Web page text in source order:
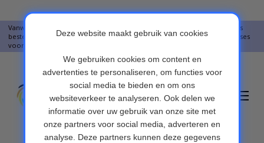
Vanwege vakantie worden er op moment geen pakketjes verstuurd. Alles
bestellingen vanaf 09-07-2026 word op 10-08-2026 verzonden. Onze excuses
voor het ongemak. Bedankt voor u begrip.
Verlanglijst